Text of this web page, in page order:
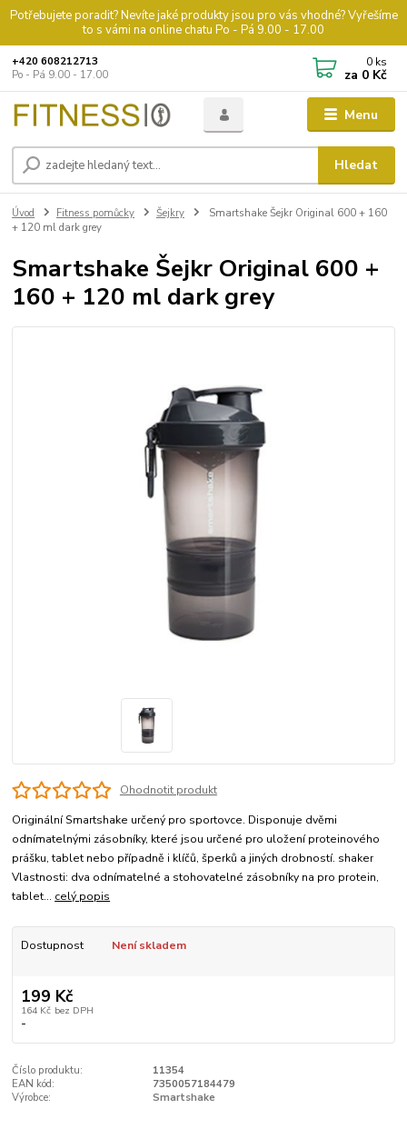
Potřebujete poradit? Nevíte jaké produkty jsou pro vás vhodné? Vyřešíme
to s vámi na online chatu Po - Pá 9.00 - 17.00
Menu
Hledat
+420 608212713
Po - Pá 9.00 - 17.00
0 ks
za 0 Kč
Úvod Fitness pomůcky Šejkry
Smartshake Šejkr Original 600 + 160
+ 120 ml dark grey
Smartshake Šejkr Original 600 +
160 + 120 ml dark grey
Ohodnotit produkt
Originální Smartshake určený pro sportovce. Disponuje dvěmi
odnímatelnými zásobníky, které jsou určené pro uložení proteinového
prášku, tablet nebo případně i klíčů, šperků a jiných drobností. shaker
Vlastnosti: dva odnímatelné a stohovatelné zásobníky na pro protein,
tablet... celý popis
Dostupnost Není skladem
199 Kč
164 Kč bez DPH
-
Číslo produktu:
11354
EAN kód:
7350057184479
Výrobce:
Smartshake